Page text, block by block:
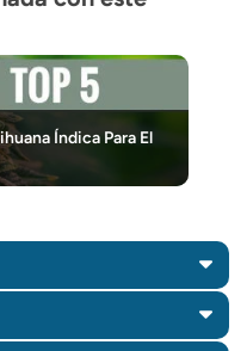
Índica Para El